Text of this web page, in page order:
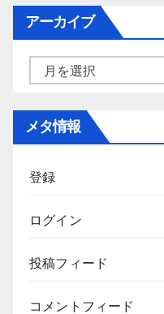
ー
アーカイブ
メタ情報
登録
ログイン
投稿フィード
コメントフィード